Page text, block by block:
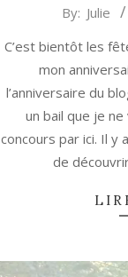
03
By: Julie
C’est bientôt les
mon
l’anniversaire du
un bail que je
concours par ici. Il y
de